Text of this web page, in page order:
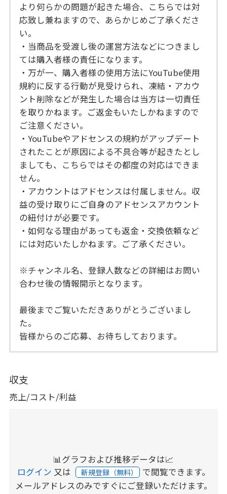
より何らかの問題が起きた場合、こちらでは対
応致し兼ねますので、あらかじめご了承くださ
い。
・当商品を受渡し後の運営方法などにつきまし
ては購入者様の責任になります。
・万が一、購入者様の使用方法にYouTube使用
規約に反する行動が見受けられ、凍結・アカウ
ント削除などが発生した場合は当方は一切責任
を取りかねます。ご返金もいたしかねますので
ご注意ください。
・YouTubeやアドセンスの規約がアップデート
されたことが原因による不具合等が起きたとし
ましても、こちらではその都度の対応はできま
せん。
・アカウントはアドセンスは付属しません。収
益の受け取りにご自身のアドセンスアカウント
の紐付けが必要です。
・如何なる理由があっても返金・交換依頼など
には対応いたしかねます。ご了承ください。
※チャンネル名、登録人数などの詳細はお問い
合わせ後の情報開示となります。
最後までご覧いただきありがとうございまし
た。
皆様からのご応募、お待ちしております。
収支
売上/コスト/利益
📊グラフおよび推移データは📈
ログイン 又は 新規登録（無料） で閲覧できます。
メールアドレスのみですぐにご登録いただけます。